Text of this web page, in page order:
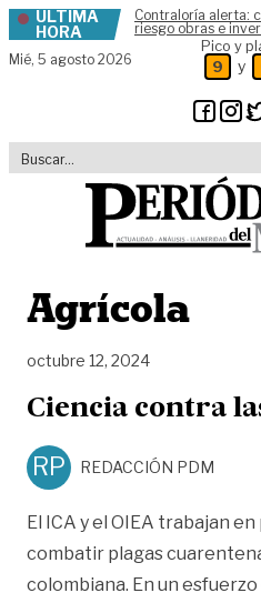
Skip to content
ÚLTIMA
HORA
Contraloría alerta:
riesgo obras e
Mié, 5 agosto 2026
Pico y
9 y
Agrícola
octubre 12, 2024
Ciencia contra
RP REDACCIÓN PDM
El ICA y el OIEA trabajan
combatir plagas
colombiana. En un